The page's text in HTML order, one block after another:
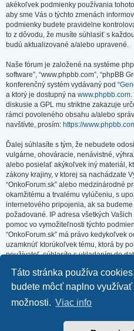
Táto stránka používa
budete môcť naplno využívať
možnosti. Viac info
akékoľvek podmienky používania
aby sme Vás o týchto zmenách
podmienky budete pravidelne
to z dôvodu, že musíte súhlasiť s
budú aktualizované a/alebo upravené.
Naše fórum je založené na systéme
software”, “www.phpbb.com”, “phpBB
konferenčný systém vydávaný pod “
a ktorý je dostupný na www.phpbb.com
diskusie a GPL mu striktne zakazuje
rámci povoleného obsahu a/alebo
navštívte, prosím: https://
Ďalej súhlasíte s tým, že nebudete
vulgárne, ohováracie, nenávistné,
alebo posielať akýkoľvek iný materiál,
zákony krajiny, v ktorej sa nachádzate
“OnkoForum.sk” alebo medzinárodné
okamžitému a trvalému vylúčeniu, s
internetového pripojenia, ak sa
požadované. IP adresa všetkých
pomoc vo vymožiteľnosti týchto
“OnkoForum.sk” má právo
uzamknúť ktorúkoľvek tému, ktorá by
používateľ, súhlasíte s ukladaním do
vložíte. Hoci táto informácia nebude
strane bez Vášho súhlasu, ani
zodpovednosť za akýkoľvek pokus o
Obsah portálu